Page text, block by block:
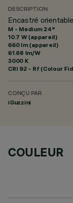
DESCRIPTION
Encastré
M - Medium 24°
10.7 W (appareil)
660 lm (appareil)
61.68 lm/W
3000 K
CRI 92 - Rf (Colour
CONÇU PAR
iGuzzini
COULEUR